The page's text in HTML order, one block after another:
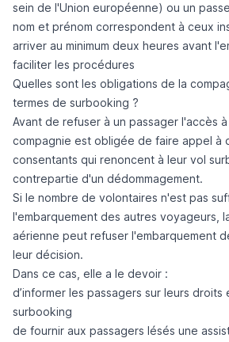
sein de l'Union européenne) ou un
nom et prénom correspondent à ceux
arriver au minimum deux heures avant
faciliter les procédures
Quelles sont les obligations de la
termes de surbooking ?
Avant de refuser à un passager l'accès
compagnie est obligée de faire appel à
consentants qui renoncent à leur vol
contrepartie d'un dédommagement.
Si le nombre de volontaires n'est pas
l'embarquement des autres voyageurs,
aérienne peut refuser l'embarquement
leur décision.
Dans ce cas, elle a le devoir :
d’informer les passagers sur leurs droits
surbooking
de fournir aux passagers lésés une